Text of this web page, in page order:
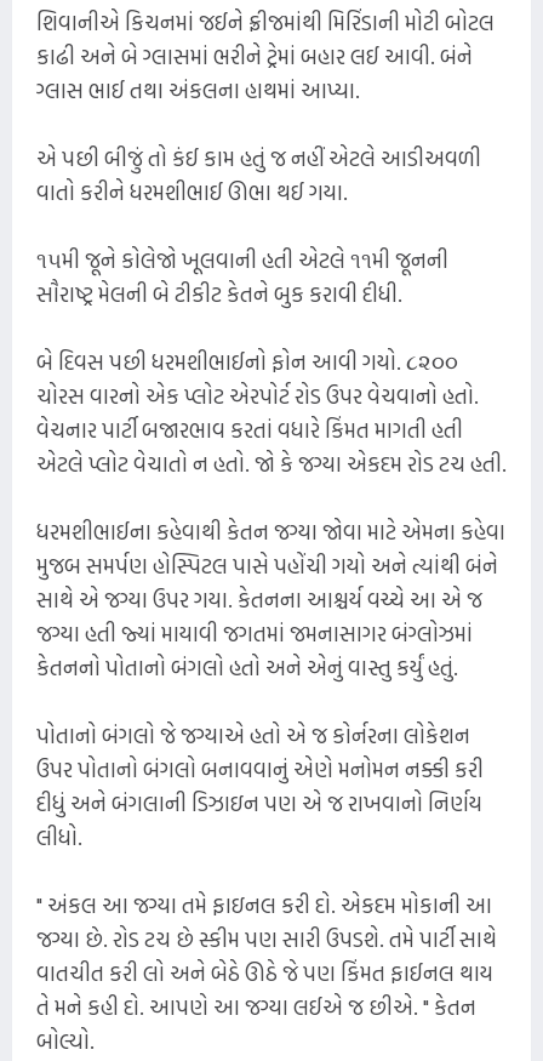
શિવાનીએ કિચનમાં જઈને ફ્રીજમાંથી મિરિંડાની મોટી બોટલ
કાઢી અને બે ગ્લાસમાં ભરીને ટ્રેમાં બહાર લઈ આવી. બંને
ગ્લાસ ભાઈ તથા અંકલના હાથમાં આપ્યા.
એ પછી બીજું તો કંઈ કામ હતું જ નહીં એટલે આડીઅવળી
વાતો કરીને ધરમશીભાઈ ઊભા થઈ ગયા.
૧૫મી જૂને કોલેજો ખૂલવાની હતી એટલે ૧૧મી જૂનની
સૌરાષ્ટ્ર મેલની બે ટીકીટ કેતને બુક કરાવી દીધી.
બે દિવસ પછી ધરમશીભાઈનો ફોન આવી ગયો. ૮૨૦૦
ચોરસ વારનો એક પ્લોટ એરપોર્ટ રોડ ઉપર વેચવાનો હતો.
વેચનાર પાર્ટી બજારભાવ કરતાં વધારે કિંમત માગતી હતી
એટલે પ્લોટ વેચાતો ન હતો. જો કે જગ્યા એકદમ રોડ ટચ હતી.
ધરમશીભાઈના કહેવાથી કેતન જગ્યા જોવા માટે એમના કહેવા
મુજબ સમર્પણ હોસ્પિટલ પાસે પહોંચી ગયો અને ત્યાંથી બંને
સાથે એ જગ્યા ઉપર ગયા. કેતનના આશ્ચર્ય વચ્ચે આ એ જ
જગ્યા હતી જ્યાં માયાવી જગતમાં જમનાસાગર બંગ્લોઝમાં
કેતનનો પોતાનો બંગલો હતો અને એનું વાસ્તુ કર્યું હતું.
પોતાનો બંગલો જે જગ્યાએ હતો એ જ કોર્નરના લોકેશન
ઉપર પોતાનો બંગલો બનાવવાનું એણે મનોમન નક્કી કરી
દીધું અને બંગલાની ડિઝાઇન પણ એ જ રાખવાનો નિર્ણય
લીધો.
" અંકલ આ જગ્યા તમે ફાઇનલ કરી દો. એકદમ મોકાની આ
જગ્યા છે. રોડ ટચ છે સ્કીમ પણ સારી ઉપડશે. તમે પાર્ટી સાથે
વાતચીત કરી લો અને બેઠે ઊઠે જે પણ કિંમત ફાઈનલ થાય
તે મને કહી દો. આપણે આ જગ્યા લઈએ જ છીએ. " કેતન
બોલ્યો.